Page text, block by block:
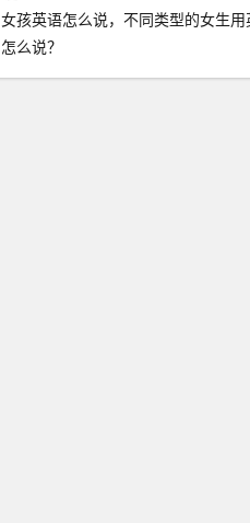
女孩英语怎么说，不同类型的女生用
怎么说？